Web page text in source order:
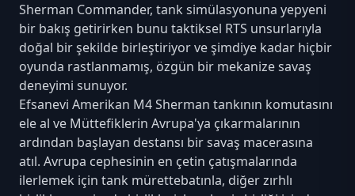
Sherman Commander, tank simülasyonuna yepyeni
bir bakış getirirken bunu taktiksel RTS unsurlarıyla
doğal bir şekilde birleştiriyor ve şimdiye kadar hiçbir
oyunda rastlanmamış, özgün bir mekanize savaş
deneyimi sunuyor.
Efsanevi Amerikan M4 Sherman tankının komutasını
ele al ve Müttefiklerin Avrupa'ya çıkarmalarının
ardından başlayan destansı bir savaş macerasına
atıl. Avrupa cephesinin en çetin çatışmalarında
ilerlemek için tank mürettebatınla, diğer zırhlı